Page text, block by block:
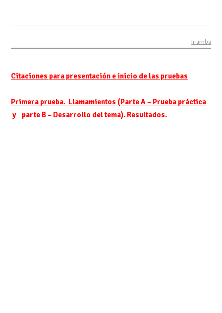
Ir arriba
Citaciones para presentación e inicio de las pruebas
Primera prueba. Llamamientos (Parte A – Prueba práctica
y parte B – Desarrollo del tema). Resultados.